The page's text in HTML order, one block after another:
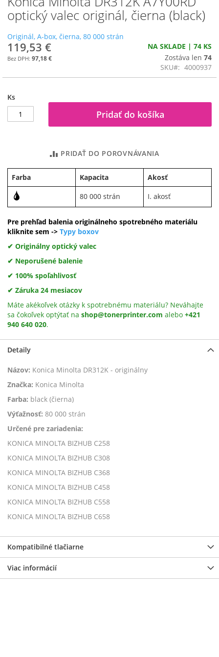
optický valec originál, čierna (black)
Originál, A-box, čierna, 80 000 strán
119,53 €
97,18 €
NA SKLADE | 74 KS
Zostáva len 74
SKU
4000937
Ks
Pridať do košíka
PRIDAŤ DO POROVNÁVANIA
Farba Kapacita Akosť
80 000 strán I. akosť
Pre prehľad balenia originálneho spotrebného materiálu
kliknite sem -> Typy boxov
✔ Originálny optický valec
✔ Neporušené balenie
✔ 100% spoľahlivosť
✔ Záruka 24 mesiacov
Máte akékoľvek otázky k spotrebnému materiálu? Neváhajte
sa čokoľvek optýtať na shop@tonerprinter.com alebo +421
940 640 020.
na
začiatok
obrázkov
Detaily
Názov: Konica Minolta DR312K - originálny
Značka: Konica Minolta
Farba: black (čierna)
Výťažnosť: 80 000 strán
Určené pre zariadenia:
KONICA MINOLTA BIZHUB C258
KONICA MINOLTA BIZHUB C308
KONICA MINOLTA BIZHUB C368
KONICA MINOLTA BIZHUB C458
KONICA MINOLTA BIZHUB C558
KONICA MINOLTA BIZHUB C658
Kompatibilné tlačiarne
Viac informácií